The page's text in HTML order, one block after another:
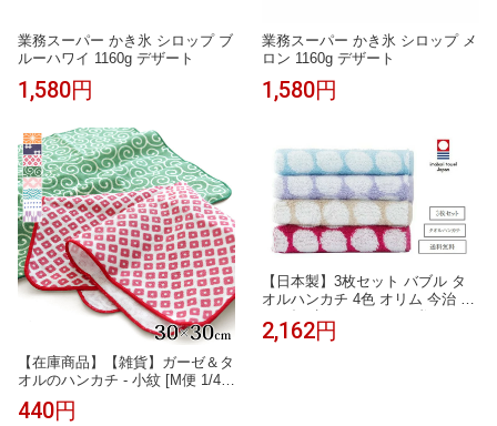
業務スーパー かき氷 シロップ ブ
ルーハワイ 1160g デザート
1,580円
業務スーパー かき氷 シロップ メ
ロン 1160g デザート
1,580円
【在庫商品】【雑貨】ガーゼ＆タ
オルのハンカチ - 小紋 [M便 1/4]
ハンカチ はんかち かわいい レデ
ィース プレゼント ガーゼ パイル
440円
【日本製】3枚セット バブル タ
オルハンカチ 4色 オリム 今治 ド
ル たおる ハンカチ はんかち コ
2,162円